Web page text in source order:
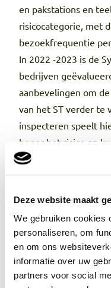
Deze website maakt
We gebruiken cookies
personaliseren, om
en om ons
informatie over uw
partners voor social
en pakstations en
risicocategorie, met
bezoekfrequentie
In 2022 -2023 is de
bedrijven
aanbevelingen om
van het ST verder te
inspecteren speelt
hoger het risico op
het aantal
ook). Nieuw binnen
bedrijven tijdens de
KCB. Dit kan leiden
bezoekfrequentie
een verhoging van
gevolg van het